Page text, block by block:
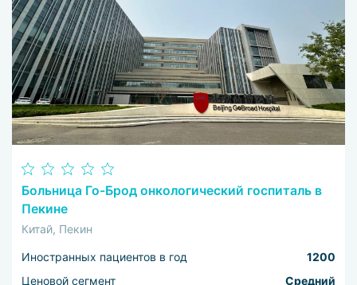
Больница Го-Брод онкологический госпиталь в
Пекине
Китай, Пекин
Иностранных пациентов в год
1200
Ценовой сегмент
Средний